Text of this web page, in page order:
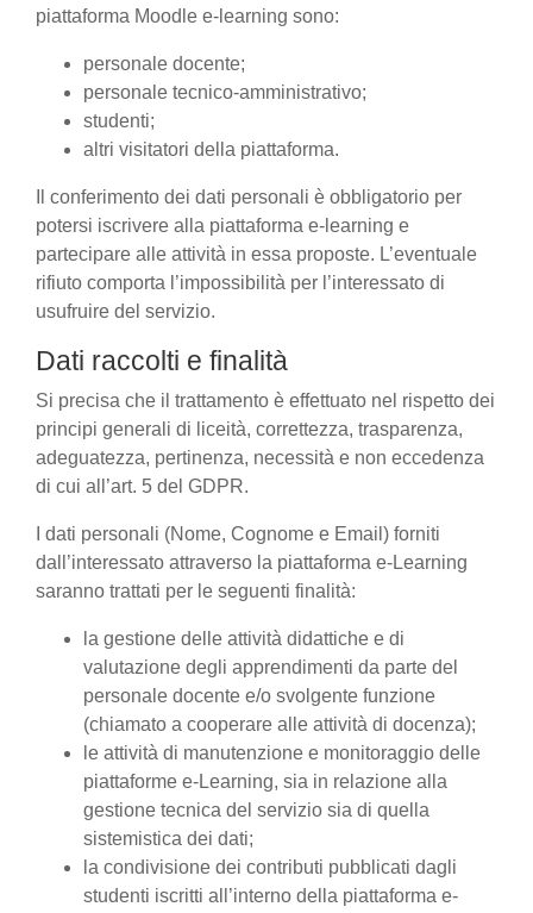
piattaforma Moodle e-learning sono:
personale docente;
personale tecnico-amministrativo;
studenti;
altri visitatori della piattaforma.
Il conferimento dei dati personali è obbligatorio per
potersi iscrivere alla piattaforma e-learning e
partecipare alle attività in essa proposte. L’eventuale
rifiuto comporta l’impossibilità per l’interessato di
usufruire del servizio.
Dati raccolti e finalità
Si precisa che il trattamento è effettuato nel rispetto dei
principi generali di liceità, correttezza, trasparenza,
adeguatezza, pertinenza, necessità e non eccedenza
di cui all’art. 5 del GDPR.
I dati personali (Nome, Cognome e Email) forniti
dall’interessato attraverso la piattaforma e-Learning
saranno trattati per le seguenti finalità:
la gestione delle attività didattiche e di
valutazione degli apprendimenti da parte del
personale docente e/o svolgente funzione
(chiamato a cooperare alle attività di docenza);
le attività di manutenzione e monitoraggio delle
piattaforme e-Learning, sia in relazione alla
gestione tecnica del servizio sia di quella
sistemistica dei dati;
la condivisione dei contributi pubblicati dagli
studenti iscritti all’interno della piattaforma e-